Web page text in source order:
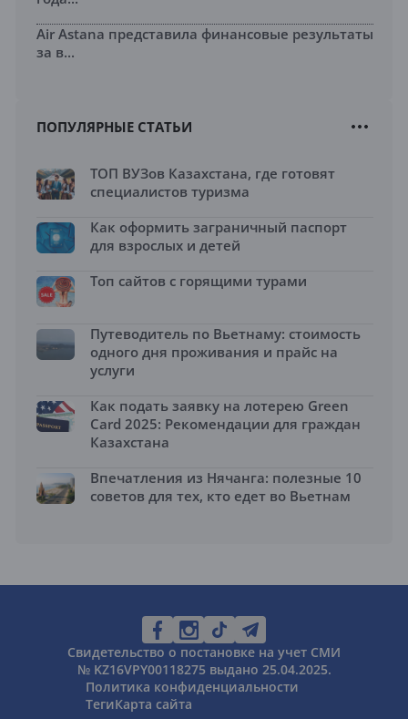
Air Astana представила финансовые результаты
за в...
ПОПУЛЯРНЫЕ СТАТЬИ
ТОП ВУЗов Казахстана, где готовят
специалистов туризма
Как оформить заграничный паспорт
для взрослых и детей
Топ сайтов с горящими турами
Путеводитель по Вьетнаму: стоимость
одного дня проживания и прайс на
услуги
Как подать заявку на лотерею Green
Card 2025: Рекомендации для граждан
Казахстана
Впечатления из Нячанга: полезные 10
советов для тех, кто едет во Вьетнам
Свидетельство о постановке на учет СМИ
№ KZ16VPY00118275 выдано 25.04.2025.
Политика конфиденциальности
ТегиКарта сайта